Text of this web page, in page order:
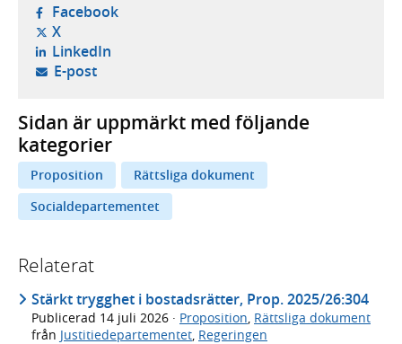
Facebook- öppnas i ny flik, extern webbplats,
X- öppnas i ny flik, extern webbplats,
LinkedIn- öppnas i ny flik, extern webbplats,
E-post- öppnar din e-postklient,
Sidan är uppmärkt med följande
kategorier
Proposition
Rättsliga dokument
Socialdepartementet
Relaterat
Stärkt trygghet i bostadsrätter, Prop. 2025/26:304
Publicerad 14 juli 2026 · Proposition Rättsliga dokument
från Justitiedepartementet Regeringen